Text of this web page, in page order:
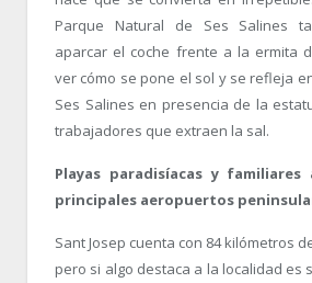
Parque Natural de Ses Salines
aparcar el coche frente a la ermita
ver cómo se pone el sol y se refleja
Ses Salines en presencia de la
trabajadores que extraen la sal.
Playas paradisíacas y
principales aeropuertos
Sant Josep cuenta con 84 kilómetros
pero si algo destaca a la localidad es